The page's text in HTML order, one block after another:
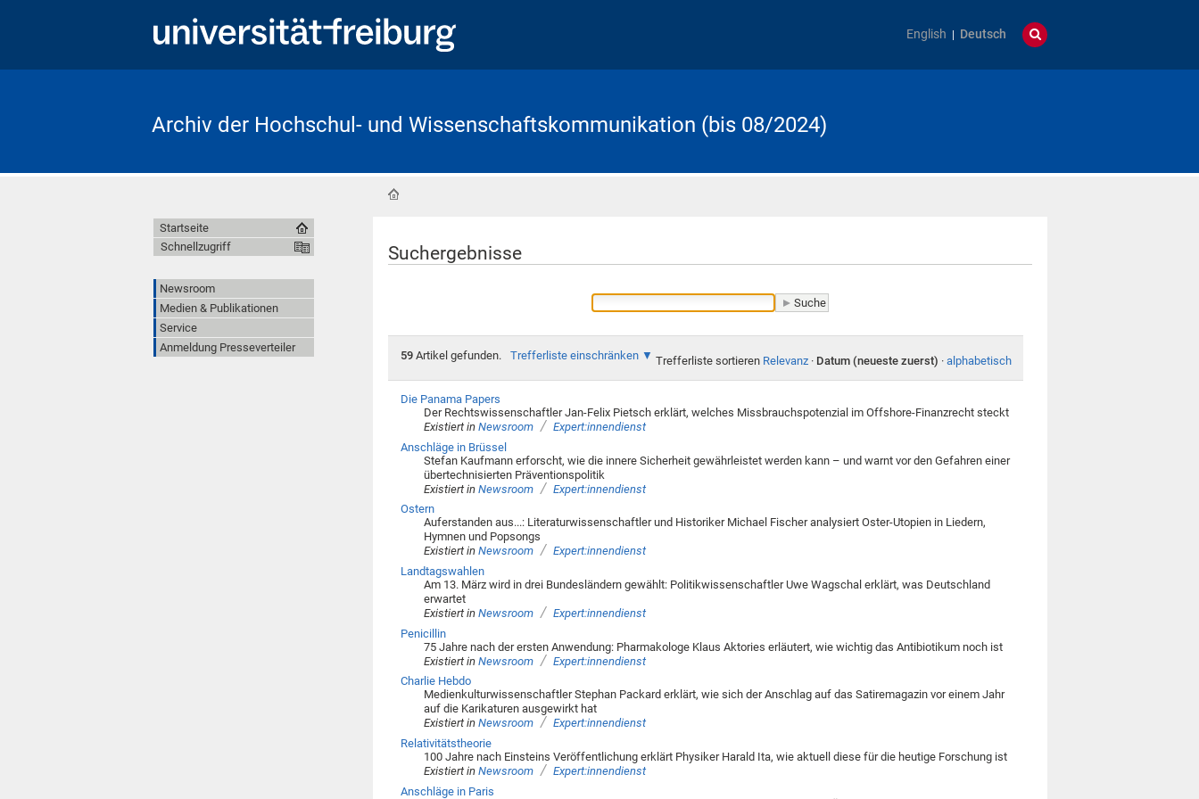
English Deutsch
Archiv der Hochschul- und Wissenschaftskommunikation (bis 08/2024)
Suchergebnisse
59Artikel gefunden. Trefferliste einschränken Trefferliste sortieren Relevanz · Datum (neueste zuerst) · alphabetisch
Die Panama Papers
Der Rechtswissenschaftler Jan-Felix Pietsch erklärt, welches Missbrauchspotenzial im Offshore-Finanzrecht steckt
Existiert in Newsroom / Expert:innendienst
Anschläge in Brüssel
Stefan Kaufmann erforscht, wie die innere Sicherheit gewährleistet werden kann – und warnt vor den Gefahren einer
übertechnisierten Präventionspolitik
Existiert in Newsroom / Expert:innendienst
Ostern
Auferstanden aus...: Literaturwissenschaftler und Historiker Michael Fischer analysiert Oster-Utopien in Liedern,
Hymnen und Popsongs
Existiert in Newsroom / Expert:innendienst
Landtagswahlen
Am 13. März wird in drei Bundesländern gewählt: Politikwissenschaftler Uwe Wagschal erklärt, was Deutschland
erwartet
Existiert in Newsroom / Expert:innendienst
Penicillin
75 Jahre nach der ersten Anwendung: Pharmakologe Klaus Aktories erläutert, wie wichtig das Antibiotikum noch ist
Existiert in Newsroom / Expert:innendienst
Charlie Hebdo
Medienkulturwissenschaftler Stephan Packard erklärt, wie sich der Anschlag auf das Satiremagazin vor einem Jahr
auf die Karikaturen ausgewirkt hat
Existiert in Newsroom / Expert:innendienst
Relativitätstheorie
100 Jahre nach Einsteins Veröffentlichung erklärt Physiker Harald Ita, wie aktuell diese für die heutige Forschung ist
Existiert in Newsroom / Expert:innendienst
Anschläge in Paris
Startseite
Schnellzugriff
Newsroom
Medien & Publikationen
Service
Anmeldung Presseverteiler